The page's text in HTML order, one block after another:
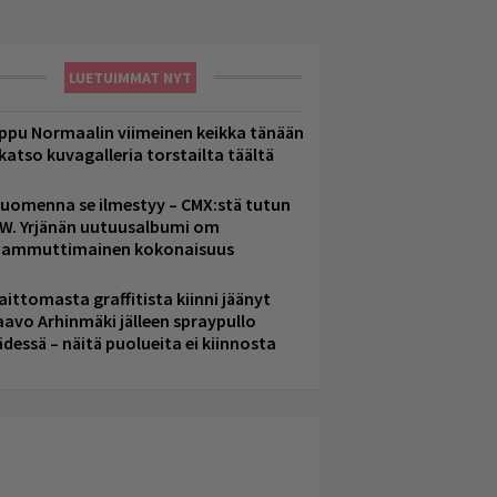
LUETUIMMAT NYT
Normaalin viimeinen keikka tänään
kuvagalleria torstailta täältä
se ilmestyy – CMX:stä tutun
Yrjänän uutuusalbumi om
kokonaisuus
graffitista kiinni jäänyt
Arhinmäki jälleen spraypullo
– näitä puolueita ei kiinnosta